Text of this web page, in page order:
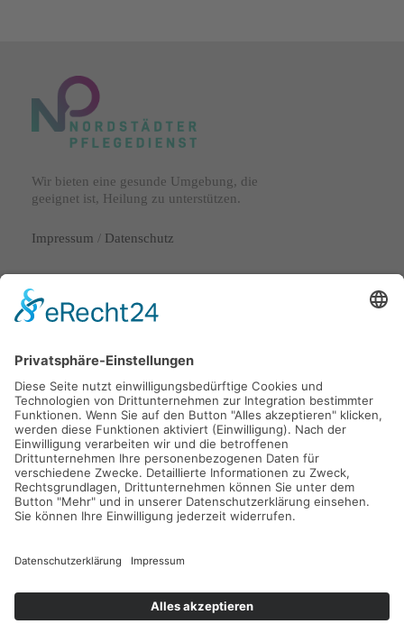
Wir bieten eine gesunde Umgebung, die
geeignet ist, Heilung zu unterstützen.
Impressum / Datenschutz
Lange Laube 29
30159 Hannover
info@nordstaedter-pflegedienst.de
0511 53072720